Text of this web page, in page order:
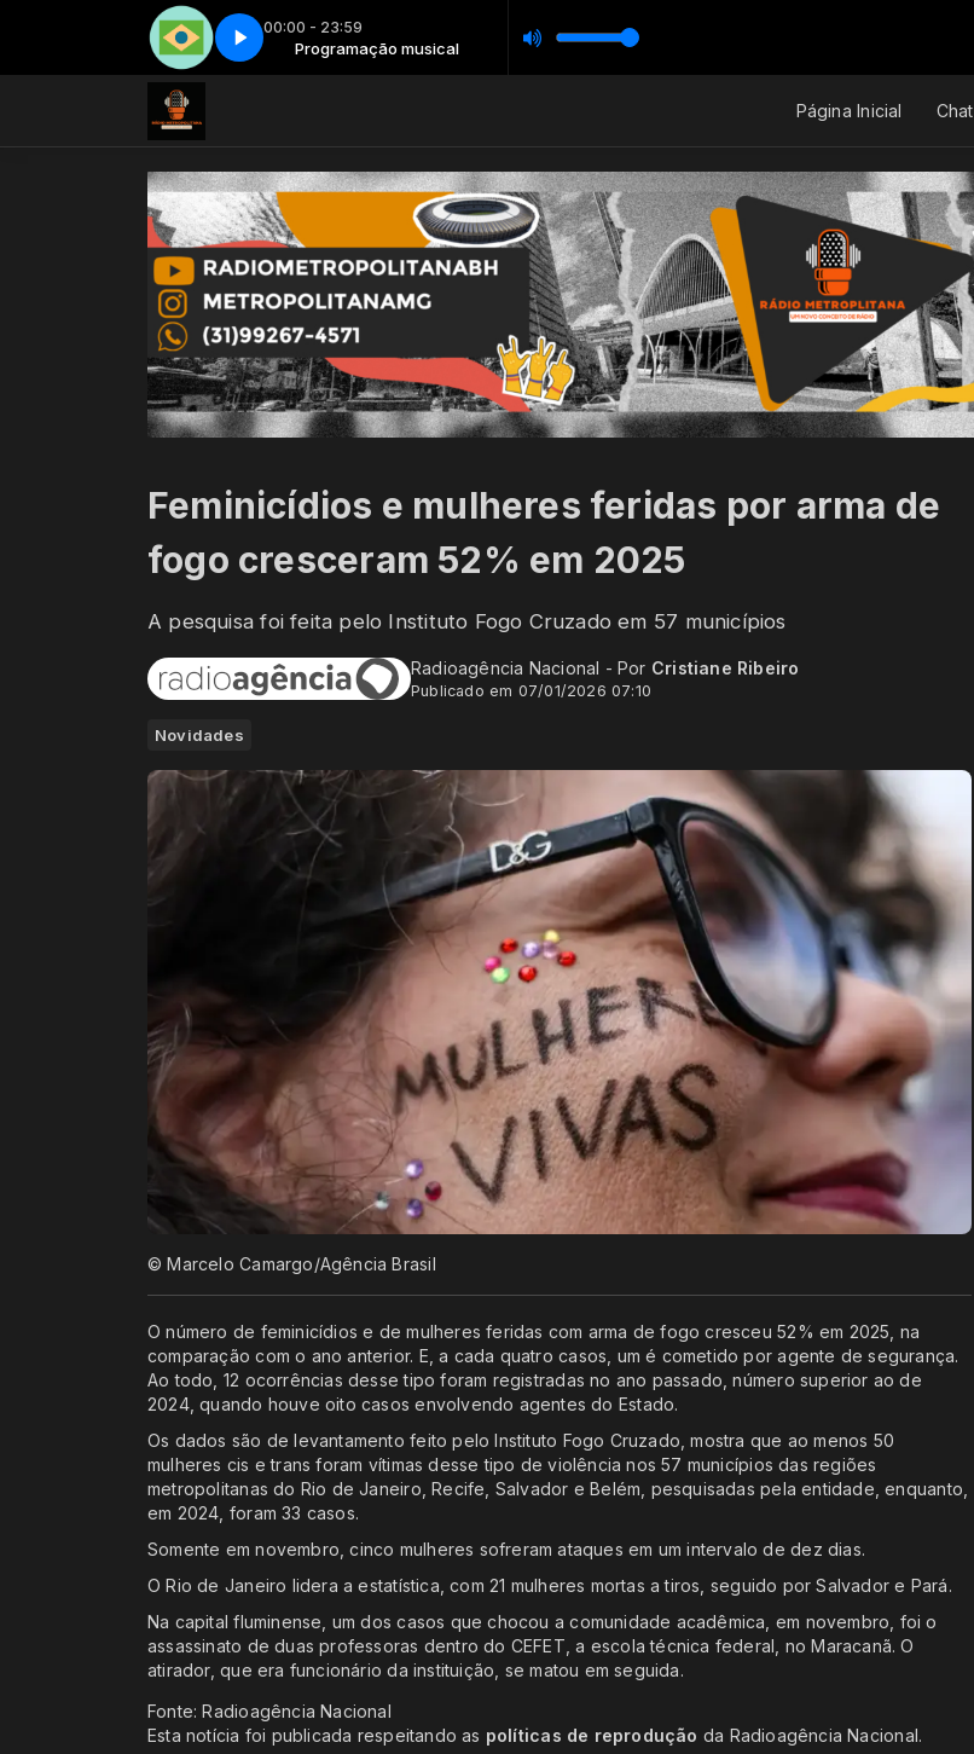
00:00 - 23:59
Programação musical Programação musical
Made in Brazil - Parte 2 Made in Brazil - Parte 2
Página Inicial Chat
Feminicídios e mulheres feridas por arma de
fogo cresceram 52% em 2025
A pesquisa foi feita pelo Instituto Fogo Cruzado em 57 municípios
Radioagência Nacional - Por Cristiane Ribeiro
Publicado em 07/01/2026 07:10
Novidades
© Marcelo Camargo/Agência Brasil
O número de feminicídios e de mulheres feridas com arma de fogo cresceu 52% em 2025, na
comparação com o ano anterior. E, a cada quatro casos, um é cometido por agente de segurança.
Ao todo, 12 ocorrências desse tipo foram registradas no ano passado, número superior ao de
2024, quando houve oito casos envolvendo agentes do Estado.
Os dados são de levantamento feito pelo Instituto Fogo Cruzado, mostra que ao menos 50
mulheres cis e trans foram vítimas desse tipo de violência nos 57 municípios das regiões
metropolitanas do Rio de Janeiro, Recife, Salvador e Belém, pesquisadas pela entidade, enquanto,
em 2024, foram 33 casos.
Somente em novembro, cinco mulheres sofreram ataques em um intervalo de dez dias.
O Rio de Janeiro lidera a estatística, com 21 mulheres mortas a tiros, seguido por Salvador e Pará.
Na capital fluminense, um dos casos que chocou a comunidade acadêmica, em novembro, foi o
assassinato de duas professoras dentro do CEFET, a escola técnica federal, no Maracanã. O
atirador, que era funcionário da instituição, se matou em seguida.
Fonte: Radioagência Nacional
Esta notícia foi publicada respeitando as políticas de reprodução da Radioagência Nacional.